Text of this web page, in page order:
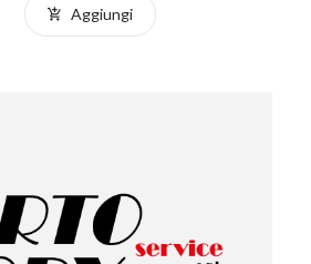
Aggiungi